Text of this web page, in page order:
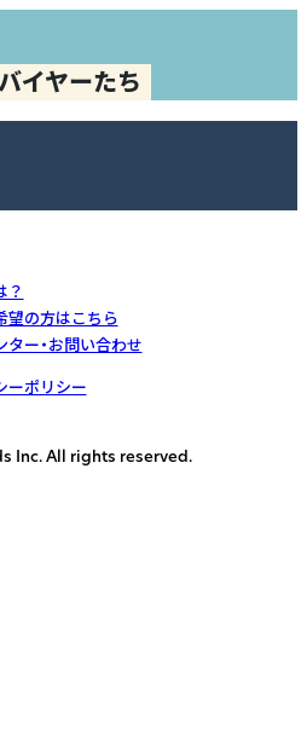
イヤーたち
？
望の方はこちら
ター・お問い合わせ
ーポリシー
Inc. All rights reserved.